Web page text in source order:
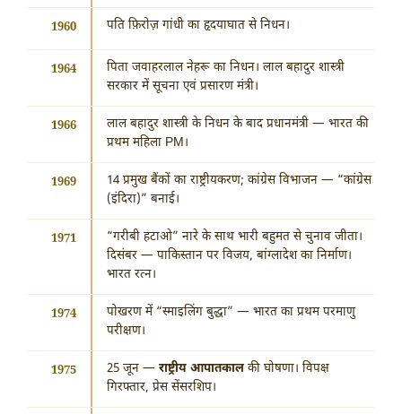
1960 पति फ़िरोज़ गांधी का हृदयाघात से निधन।
1964
पिता जवाहरलाल नेहरू का निधन। लाल बहादुर शास्त्री
सरकार में सूचना एवं प्रसारण मंत्री।
1966
लाल बहादुर शास्त्री के निधन के बाद प्रधानमंत्री — भारत की
प्रथम महिला PM।
1969
14 प्रमुख बैंकों का राष्ट्रीयकरण; कांग्रेस विभाजन — “कांग्रेस
(इंदिरा)” बनाई।
1971
“गरीबी हटाओ” नारे के साथ भारी बहुमत से चुनाव जीता।
दिसंबर — पाकिस्तान पर विजय, बांग्लादेश का निर्माण।
भारत रत्न।
1974
पोखरण में “स्माइलिंग बुद्धा” — भारत का प्रथम परमाणु
परीक्षण।
1975 25 जून — राष्ट्रीय आपातकालकी घोषणा। विपक्ष
गिरफ्तार, प्रेस सेंसरशिप।